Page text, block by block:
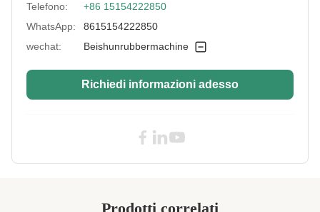
Dimension(L*W*H):Contenitore 40
High Light:
Lotto ISO2000 fuori dalla macchina di
raffreddamento
Macchina di raffreddamento di gomma
Telefono:
+86 15154222850
WhatsApp:
8615154222850
wechat:
Beishunrubbermachine
Richiedi informazioni adesso
Prodotti correlati